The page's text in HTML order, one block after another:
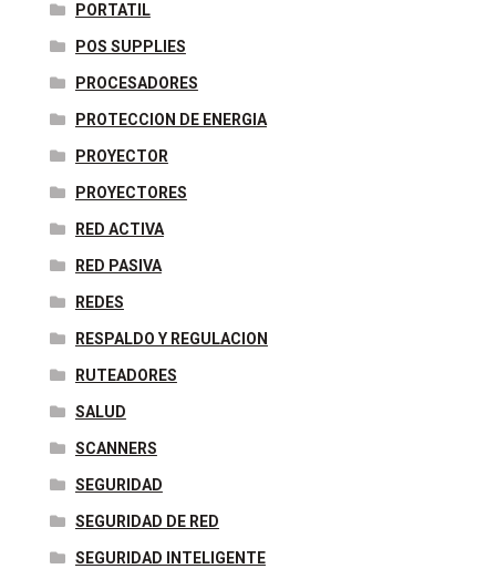
PORTATIL
POS SUPPLIES
PROCESADORES
PROTECCION DE ENERGIA
PROYECTOR
PROYECTORES
RED ACTIVA
RED PASIVA
REDES
RESPALDO Y REGULACION
RUTEADORES
SALUD
SCANNERS
SEGURIDAD
SEGURIDAD DE RED
SEGURIDAD INTELIGENTE